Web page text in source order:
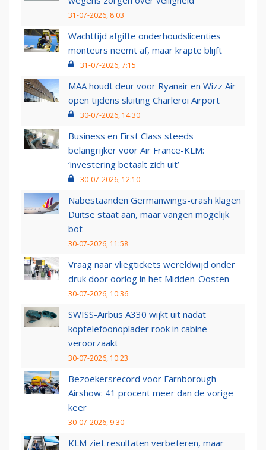
31-07-2026, 8:03
Wachttijd afgifte onderhoudslicenties
monteurs neemt af, maar krapte blijft
31-07-2026, 7:15
MAA houdt deur voor Ryanair en Wizz Air
open tijdens sluiting Charleroi Airport
30-07-2026, 14:30
Business en First Class steeds
belangrijker voor Air France-KLM:
‘investering betaalt zich uit’
30-07-2026, 12:10
Nabestaanden Germanwings-crash klagen
Duitse staat aan, maar vangen mogelijk
bot
30-07-2026, 11:58
Vraag naar vliegtickets wereldwijd onder
druk door oorlog in het Midden-Oosten
30-07-2026, 10:36
SWISS-Airbus A330 wijkt uit nadat
koptelefoonoplader rook in cabine
veroorzaakt
30-07-2026, 10:23
Bezoekersrecord voor Farnborough
Airshow: 41 procent meer dan de vorige
keer
30-07-2026, 9:30
KLM ziet resultaten verbeteren, maar